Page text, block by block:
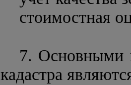
стоимостная
7. Основными
кадастра